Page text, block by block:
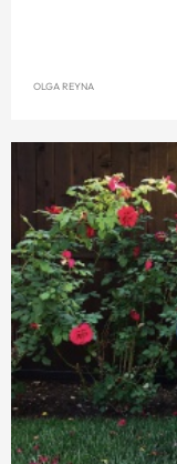
OLGA REYNA